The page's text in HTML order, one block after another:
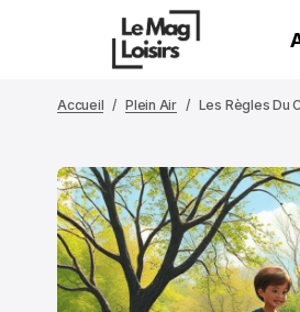
Accueil Plein Air Les Règles Du